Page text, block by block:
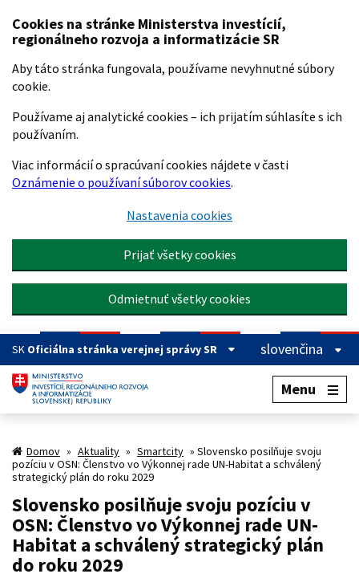
Preskočiť na hlavný obsah
Cookies na stránke Ministerstva investícií,
regionálneho rozvoja a informatizácie SR
Aby táto stránka fungovala, používame nevyhnutné súbory
cookie.
Používame aj analytické cookies – ich prijatím súhlasíte s ich
používaním.
Viac informácií o spracúvaní cookies nájdete v časti
Oznámenie o používaní súborov cookies.
Nastavenia cookies
Prijať všetky cookies
Odmietnuť všetky cookies
SK Oficiálna stránka verejnej správy SR slovenčina
Menu
Domov » Aktuality » Smartcity » Slovensko posilňuje svoju
pozíciu v OSN: Členstvo vo Výkonnej rade UN-Habitat a schválený
strategický plán do roku 2029
Slovensko posilňuje svoju pozíciu v
OSN: Členstvo vo Výkonnej rade UN-
Habitat a schválený strategický plán
do roku 2029